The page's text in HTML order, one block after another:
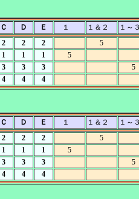
Ｃ Ｄ Ｅ １ １＆２
１
2 2 2
5
1 1 1
5
3 3 3
5
4 4 4
Ｃ Ｄ Ｅ １ １＆２
１
2 2 2
5
1 1 1
5
3 3 3
5
4 4 4